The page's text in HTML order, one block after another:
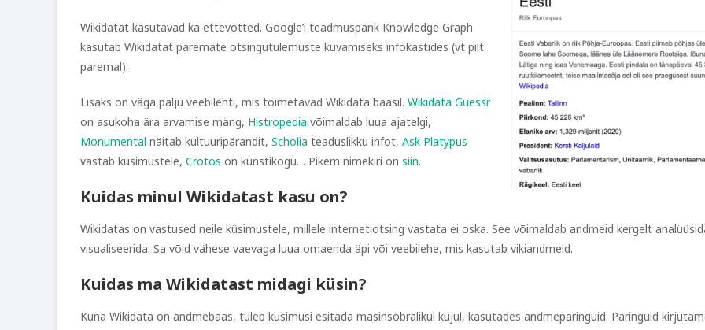
Wikidatat kasutavad ka ettevõtted. Google’i teadmuspank Knowledge Graph
kasutab Wikidatat paremate otsingutulemuste kuvamiseks infokastides (vt pilt
paremal).
Lisaks on väga palju veebilehti, mis toimetavad Wikidata baasil. Wikidata Guessr
on asukoha ära arvamise mäng, Histropedia võimaldab luua ajatelgi,
Monumental näitab kultuuripärandit, Scholia teaduslikku infot, Ask Platypus
vastab küsimustele, Crotos on kunstikogu… Pikem nimekiri on siin.
Kuidas minul Wikidatast kasu on?
Wikidatas on vastused neile küsimustele, millele internetiotsing vastata ei oska. See võimaldab andmeid kergelt
visualiseerida. Sa võid vähese vaevaga luua omaenda äpi või veebilehe, mis kasutab vikiandmeid.
Kuidas ma Wikidatast midagi küsin?
Kuna Wikidata on andmebaas, tuleb küsimusi esitada masinsõbralikul kujul, kasutades andmepäringuid. Päringuid